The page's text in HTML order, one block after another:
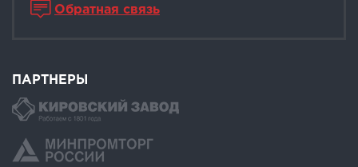
Обратная связь
ПАРТНЕРЫ